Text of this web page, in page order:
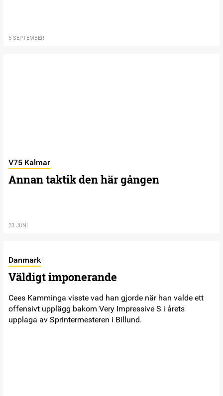
5 SEPTEMBER
V75 Kalmar
Annan taktik den här gången
23 JUNI
Danmark
Väldigt imponerande
Cees Kamminga visste vad han gjorde när han valde ett
offensivt upplägg bakom Very Impressive S i årets
upplaga av Sprintermesteren i Billund.